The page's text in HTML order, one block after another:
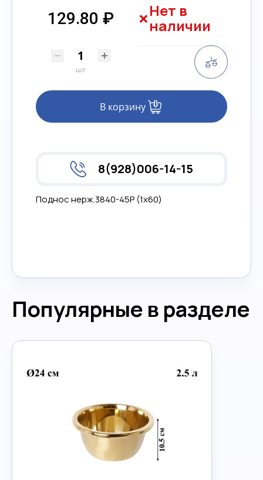
129.80 ₽
шт
В корзину
Нет в
наличии
8(928)006-14-15
Поднос нерж.3840-45P (1х60)
Популярные в разделе